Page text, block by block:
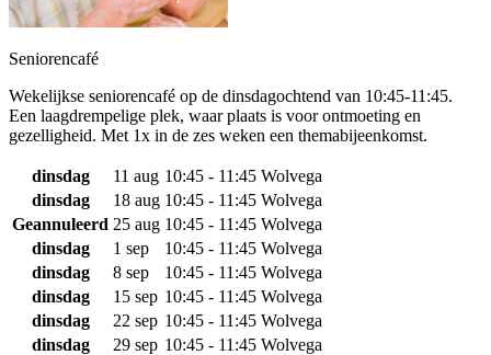
Seniorencafé
Wekelijkse seniorencafé op de dinsdagochtend van 10:45-11:45.
Een laagdrempelige plek, waar plaats is voor ontmoeting en
gezelligheid. Met 1x in de zes weken een themabijeenkomst.
dinsdag 11 aug 10:45 - 11:45 Wolvega
dinsdag
18 aug 10:45 - 11:45 Wolvega
Geannuleerd 25 aug 10:45 - 11:45 Wolvega
dinsdag
1 sep 10:45 - 11:45 Wolvega
dinsdag
8 sep 10:45 - 11:45 Wolvega
dinsdag
15 sep 10:45 - 11:45 Wolvega
dinsdag
22 sep 10:45 - 11:45 Wolvega
dinsdag
29 sep 10:45 - 11:45 Wolvega